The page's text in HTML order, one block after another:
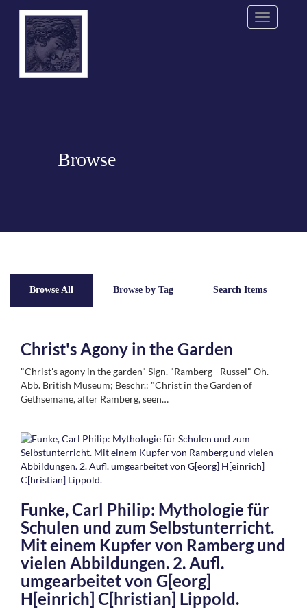
Menu
Browse
Browse All Browse by Tag Search Items
Christ's Agony in the Garden
"Christ's agony in the garden" Sign. "Ramberg - Russel" Oh.
Abb. British Museum; Beschr.: "Christ in the Garden of
Gethsemane, after Ramberg, seen…
Funke, Carl Philip: Mythologie für
Schulen und zum Selbstunterricht.
Mit einem Kupfer von Ramberg und
vielen Abbildungen. 2. Aufl.
umgearbeitet von G[eorg]
H[einrich] C[hristian] Lippold.